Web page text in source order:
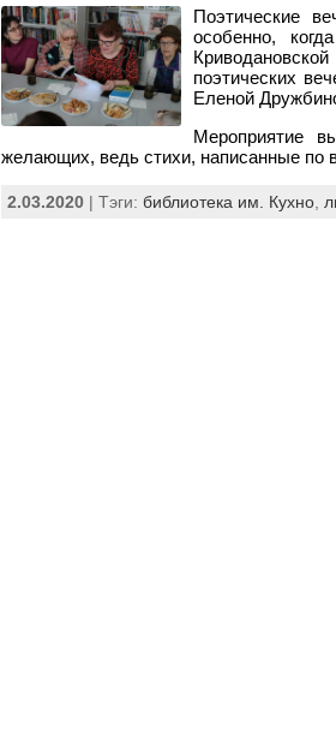
Поэтические
особенно,
поэтических
Еленой
Мероприятие
желающих, ведь стихи, написанные по
2.03.2020| Тэги: библиотека им. Кухно,